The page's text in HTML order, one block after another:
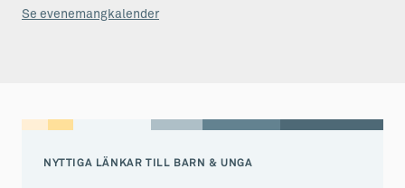
Se evenemangkalender
NYTTIGA LÄNKAR TILL BARN & UNGA